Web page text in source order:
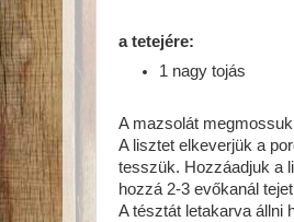
a tetejére:
1 nagy tojás
A mazsolát
A lisztet elkeverjük a
tesszük. Hozzáadjuk a
hozzá 2-3 evőkanál
A tésztát letakarva állni